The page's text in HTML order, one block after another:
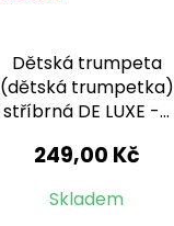
Dětská trumpeta
(dětská trumpetka)
stříbrná DE LUXE -...
249,00 Kč
Skladem